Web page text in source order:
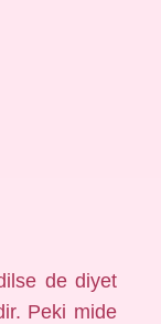
de diyet
Peki mide